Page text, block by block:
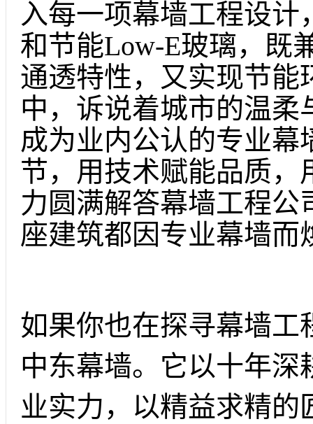
入每一项幕墙工程设
和节能Low-E玻璃，既
通透特性，又实现节能
中，诉说着城市的温
成为业内公认的专业
节，用技术赋能品质
力圆满解答幕墙工程
座建筑都因专业幕墙而
如果你也在探寻幕墙工
中东幕墙。它以十年
业实力，以精益求精